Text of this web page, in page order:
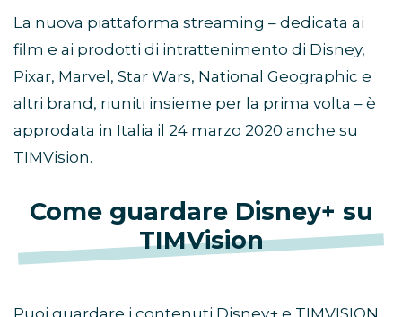
La nuova piattaforma streaming – dedicata ai
film e ai prodotti di intrattenimento di Disney,
Pixar, Marvel, Star Wars, National Geographic e
altri brand, riuniti insieme per la prima volta – è
approdata in Italia il 24 marzo 2020 anche su
TIMVision.
Come guardare Disney+ su
TIMVision